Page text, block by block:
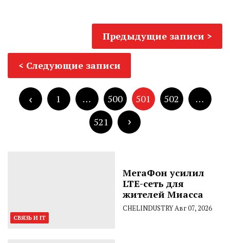
записям
Предыдущие записи
Следующие записи
Пагинация
записей
1 … 500 501 502
…
521
СВЯЗЬ И IT
МегаФон усилил
LTE-сеть для
жителей Миасса
CHELINDUSTRYАвг 07, 2026